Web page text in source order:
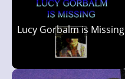
Lucy Gorbalm is Missing